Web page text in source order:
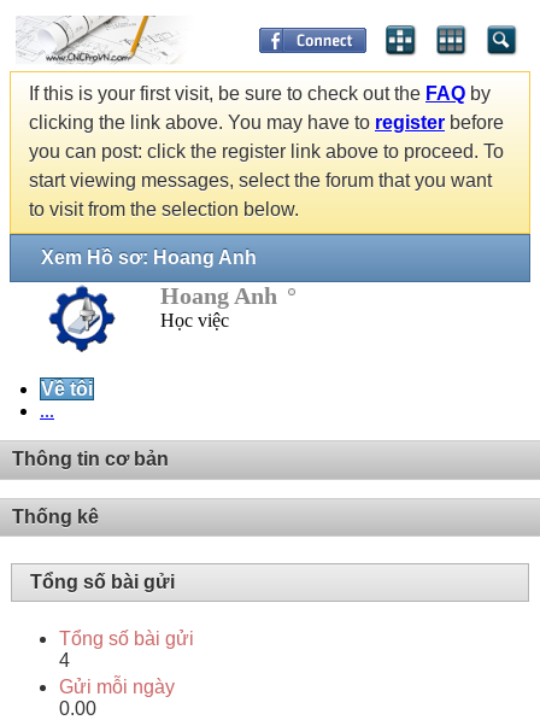
If this is your first visit, be sure to check out the FAQ by
clicking the link above. You may have to register before
you can post: click the register link above to proceed. To
start viewing messages, select the forum that you want
to visit from the selection below.
Xem Hồ sơ: Hoang Anh
Hoang Anh
Học việc
Về tôi
...
Thông tin cơ bản
Thống kê
Tổng số bài gửi
Tổng số bài gửi
4
Gửi mỗi ngày
0.00